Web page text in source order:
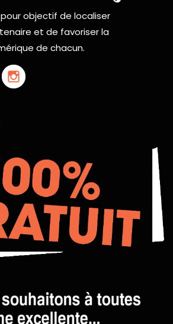
pour objectif de localiser
et de favoriser la
de chacun.